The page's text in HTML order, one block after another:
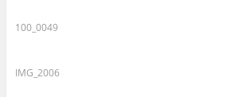
100_0049
IMG_2006